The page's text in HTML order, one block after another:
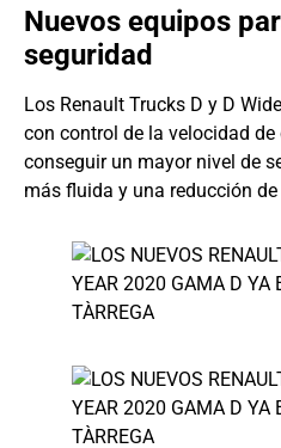
Nuevos equipos
seguridad
Los Renault Trucks D y D
con control de la velocidad de
conseguir un mayor nivel de
más fluida y una reducción